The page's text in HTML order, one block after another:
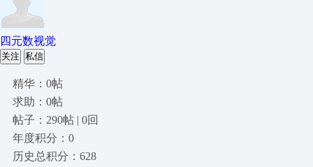
四元数视觉
关注 私信
精华：0帖
求助：0帖
帖子：290帖 | 0回
年度积分：0
历史总积分：628